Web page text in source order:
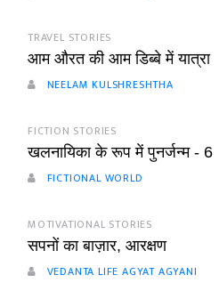
TRAVEL STORIES
आम औरत की आम डिब्बे में यात्रा
NEELAM KULSHRESHTHA
FICTION STORIES
खलनायिका के रूप में पुनर्जन्म - 6
FICTIONAL WORLD
MOTIVATIONAL STORIES
सपनों का बाज़ार, आरक्षण
VEDANTA LIFE AGYAT AGYANI